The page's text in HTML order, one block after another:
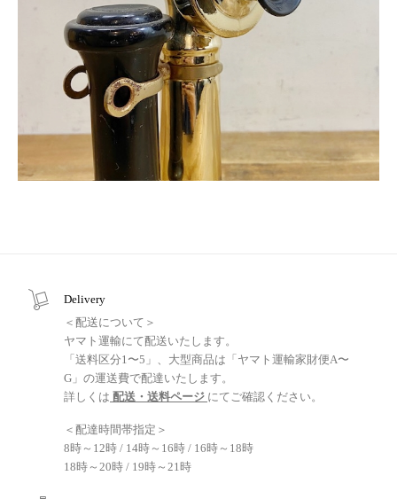
Delivery
＜配送について＞
ヤマト運輸にて配送いたします。
「送料区分1〜5」、大型商品は「ヤマト運輸家財便A〜
G」の運送費で配達いたします。
詳しくは 配送・送料ページ にてご確認ください。
＜配達時間帯指定＞
8時～12時 / 14時～16時 / 16時～18時
18時～20時 / 19時～21時